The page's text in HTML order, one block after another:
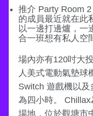
推介 Party Room 2
的成員最近就在此
以一邊打邊爐，一
合一班想有私人空
場內亦有120吋大
人美式電動氣墊球
Switch 遊戲機以
為四小時。
場地，位於觀塘市